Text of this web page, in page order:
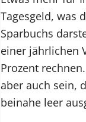
Tagesgeld, was
Sparbuchs
einer jährlichen
Prozent
aber auch sein,
beinahe leer